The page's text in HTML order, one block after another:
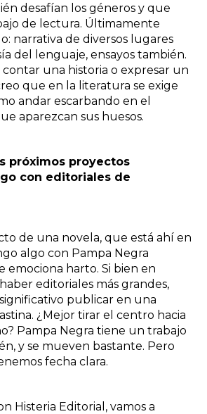
desafían los géneros y que
de lectura. Últimamente
narrativa de diversos lugares
del lenguaje, ensayos también.
una historia o expresar un
que en la literatura se exige
andar escarbando en el
aparezcan sus huesos.
próximos proyectos
con editoriales de
de una novela, que está ahí en
algo con Pampa Negra
emociona harto. Si bien en
editoriales más grandes,
publicar en una
¿Mejor tirar el centro hacia
Pampa Negra tiene un trabajo
y se mueven bastante. Pero
fecha clara.
Histeria Editorial , vamos a